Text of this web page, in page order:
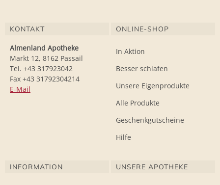
KONTAKT
Almenland Apotheke
Markt 12, 8162 Passail
Tel. +43 317923042
Fax +43 31792304214
E-Mail
ONLINE-SHOP
In Aktion
Besser schlafen
Unsere Eigenprodukte
Alle Produkte
Geschenkgutscheine
Hilfe
INFORMATION UNSERE APOTHEKE